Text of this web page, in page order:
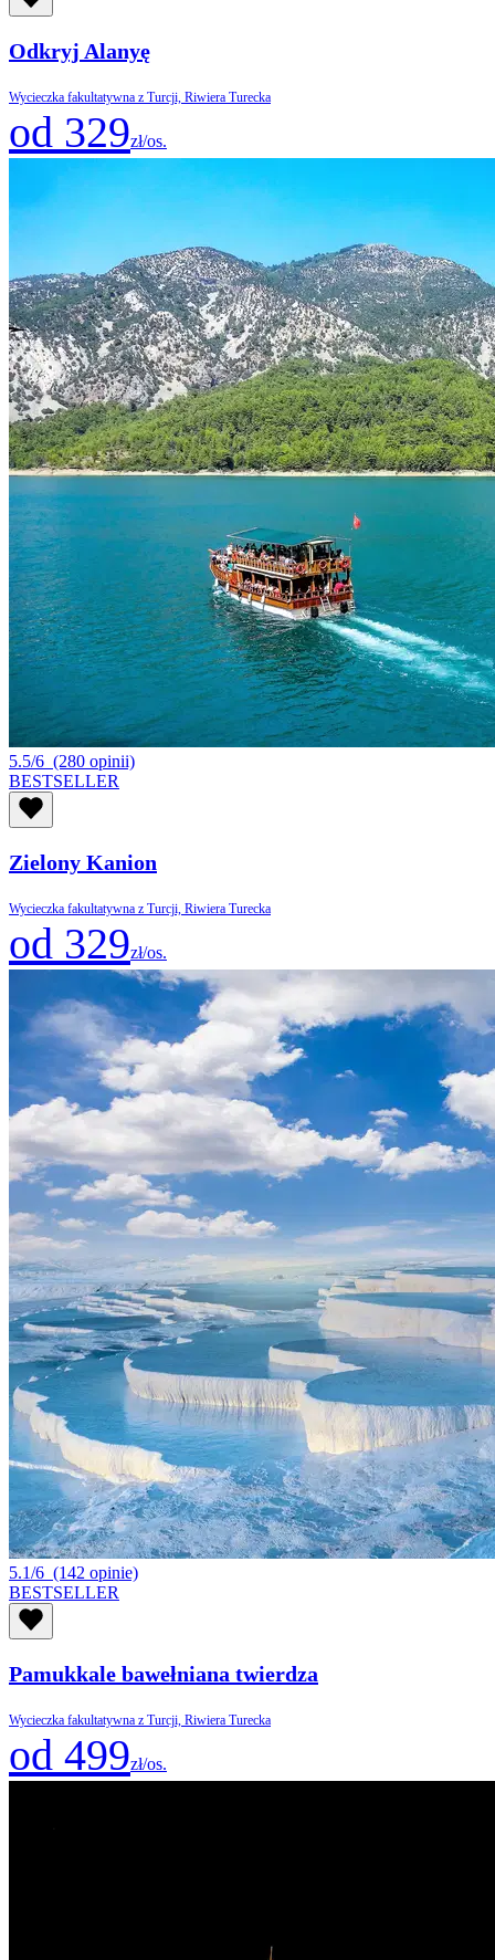
Odkryj Alanyę
Wycieczka fakultatywna z Turcji, Riwiera Turecka
od 329zł/os.
5.5/6 (280 opinii)
BESTSELLER
Zielony Kanion
Wycieczka fakultatywna z Turcji, Riwiera Turecka
od 329zł/os.
5.1/6 (142 opinie)
BESTSELLER
Pamukkale bawełniana twierdza
Wycieczka fakultatywna z Turcji, Riwiera Turecka
od 499zł/os.